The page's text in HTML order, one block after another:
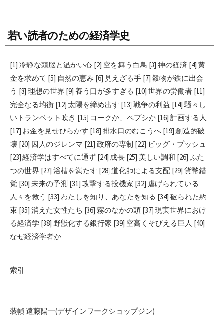
若い読者のための経済学史
[1] 冷静な頭脳と温かい心 [2] 空を舞う白鳥 [3] 神の経済 [4] 黄
金を求めて [5] 自然の恵み [6] 見えざる手 [7] 穀物が鉄に出会
う [8] 理想の世界 [9] 養う口が多すぎる [10] 世界の労働者 [11]
完全なる均衡 [12] 太陽を締め出す [13] 戦争の利益 [14] 騒々し
いトランペット吹き [15] コークか、ペプシか [16] 計画する人
[17] お金を見せびらかす [18] 排水口のむこうへ [19] 創造的破
壊 [20] 囚人のジレンマ [21] 政府の専制 [22] ビッグ・プッシュ
[23] 経済学はすべてに通ず [24] 成長 [25] 美しい調和 [26] ふた
つの世界 [27] 浴槽を満たす [28] 道化師による支配 [29] 貨幣錯
覚 [30] 未来の予測 [31] 攻撃する投機家 [32] 虐げられている
人々を救う [33] わたしを知り、あなたを知る [34] 破られた約
束 [35] 消えた女性たち [36] 霧のなかの頭 [37] 現実世界におけ
る経済学 [38] 野獣化する銀行家 [39] 空高くそびえる巨人 [40]
なぜ経済学者か
索引
装幀 遠藤陽一(デザインワークショップジン)